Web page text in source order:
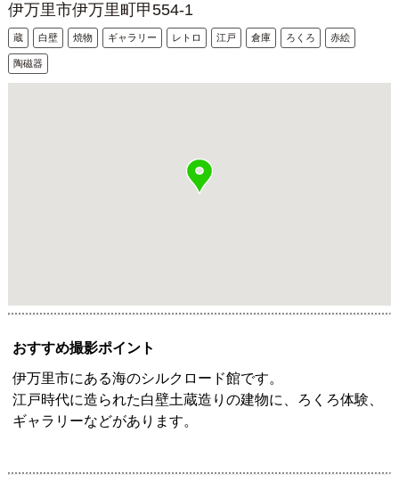
伊万里市伊万里町甲554-1
蔵 白壁 焼物 ギャラリー レトロ 江戸 倉庫 ろくろ 赤絵
陶磁器
おすすめ撮影ポイント
伊万里市にある海のシルクロード館です。
江戸時代に造られた白壁土蔵造りの建物に、ろくろ体験、
ギャラリーなどがあります。